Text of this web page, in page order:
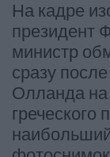
На кадре
президент
министр
сразу
Олланда на
греческого